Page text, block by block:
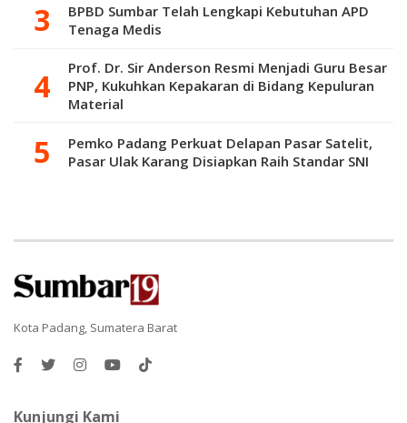
BPBD Sumbar Telah Lengkapi Kebutuhan APD
Tenaga Medis
Prof. Dr. Sir Anderson Resmi Menjadi Guru Besar
PNP, Kukuhkan Kepakaran di Bidang Kepuluran
Material
Pemko Padang Perkuat Delapan Pasar Satelit,
Pasar Ulak Karang Disiapkan Raih Standar SNI
Kota Padang, Sumatera Barat
Kunjungi Kami